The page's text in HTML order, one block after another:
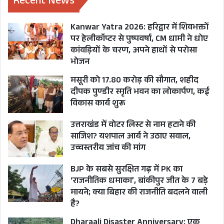
बॉबी पंवार ने अपने इस्तीफे के साथ ही युवाओं से जुड़े कई
लंबित मुद्दों से संबंधित फाइलें भी उत्तराखंड बेरोज़गार संघ
की कोर टीम के सदस्यों को सौंप दी हैं। इस मौके पर राम
कंडवाल, सुरेश सिंह, नितिन दत्त, सजेंद्र कठैत, संजय सिंह,
जसपाल चौहान, नवीन चौहान सहित अन्य युवा भी मौजूद
रहे।
Kanwar Yatra 2026: हरिद्वार में शिवभक्तों
पर हेलीकॉप्टर से पुष्पवर्षा, CM धामी ने धोए
कांवड़ियों के चरण, अपने हाथों से परोसा
भोजन
मसूरी को 17.80 करोड़ की सौगात, शहीद
दीपक पुण्डीर स्मृति भवन का लोकार्पण, कई
विकास कार्य शुरू
उत्तराखंड में वोटर लिस्ट से नाम हटाने की
साजिश? यशपाल आर्य ने उठाए सवाल,
उच्चस्तरीय जांच की मांग
BJP के सबसे सुरक्षित गढ़ में PK का
‘राजनीतिक धमाका’, बांकीपुर जीत के 7 बड़े
मायने; क्या बिहार की राजनीति बदलने वाली
है?